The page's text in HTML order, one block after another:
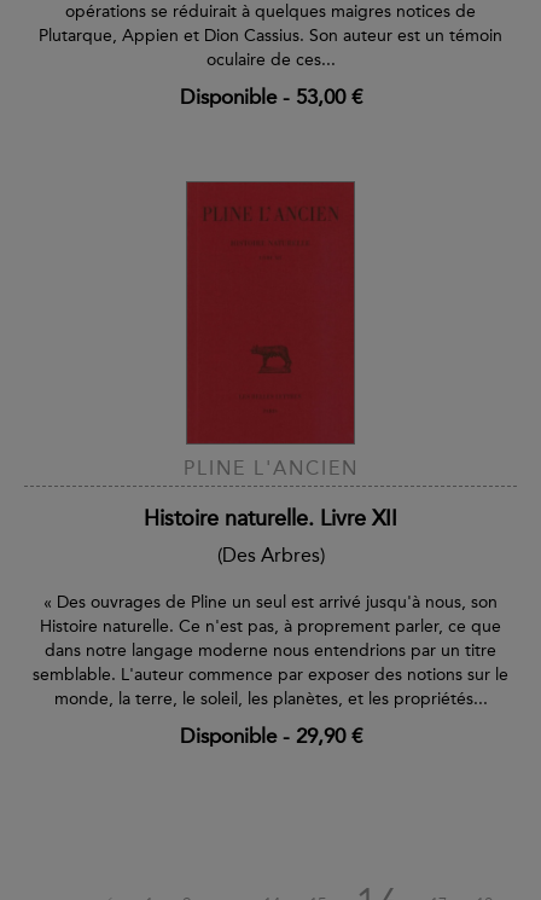
opérations se réduirait à quelques maigres notices de
Plutarque, Appien et Dion Cassius. Son auteur est un témoin
oculaire de ces...
Disponible- 53,00 €
PLINE L'ANCIEN
Histoire naturelle. Livre XII
(Des Arbres)
« Des ouvrages de Pline un seul est arrivé jusqu'à nous, son
Histoire naturelle. Ce n'est pas, à proprement parler, ce que
dans notre langage moderne nous entendrions par un titre
semblable. L'auteur commence par exposer des notions sur le
monde, la terre, le soleil, les planètes, et les propriétés...
Disponible- 29,90 €